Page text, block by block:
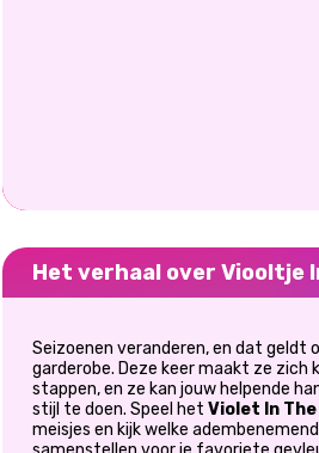
Het verhaal over Viooltje
Seizoenen veranderen, en dat geldt
garderobe. Deze keer maakt ze zich
stappen, en ze kan jouw helpende
stijl te doen. Speel het Violet In
meisjes en kijk welke